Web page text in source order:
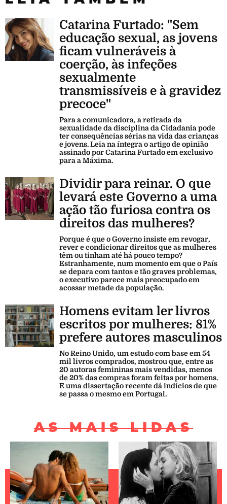
Catarina Furtado: "Sem
educação sexual, as jovens
ficam vulneráveis à
coerção, às infeções
sexualmente
transmissíveis e à gravidez
precoce"
Para a comunicadora, a retirada da
sexualidade da disciplina da Cidadania pode
ter consequências sérias na vida das crianças
e jovens. Leia na íntegra o artigo de opinião
assinado por Catarina Furtado em exclusivo
para a Máxima.
Dividir para reinar. O que
levará este Governo a uma
ação tão furiosa contra os
direitos das mulheres?
Porque é que o Governo insiste em revogar,
rever e condicionar direitos que as mulheres
têm ou tinham até há pouco tempo?
Estranhamente, num momento em que o País
se depara com tantos e tão graves problemas,
o executivo parece mais preocupado em
acossar metade da população.
Homens evitam ler livros
escritos por mulheres: 81%
prefere autores masculinos
No Reino Unido, um estudo com base em 54
mil livros comprados, mostrou que, entre as
20 autoras femininas mais vendidas, menos
de 20% das compras foram feitas por homens.
E uma dissertação recente dá indícios de que
se passa o mesmo em Portugal.
AS MAIS LIDAS